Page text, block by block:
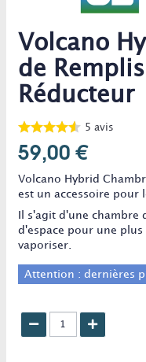
Volcano
de
Réducteur
5 avis
59,00 €
Volcano Hybrid
est un accessoire pour
Il s'agit d'une chambre
d'espace pour une
vaporiser.
Attention : dernières